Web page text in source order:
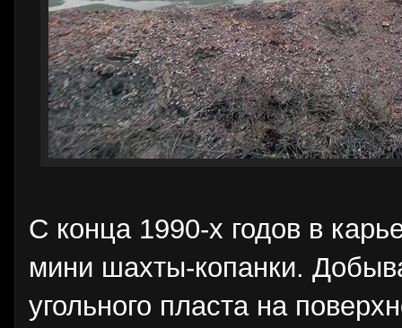
С конца 1990-х годов в
мини шахты-копанки.
угольного пласта на